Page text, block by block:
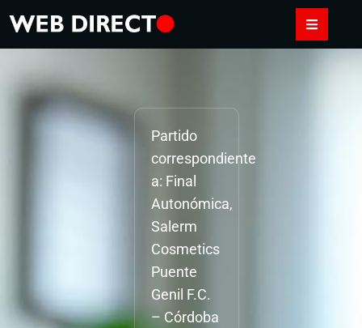
Partido
correspondiente
a: Final
Autonómica,
Salerm
Cosmetics
Puente
Genil F.C.
– Córdoba